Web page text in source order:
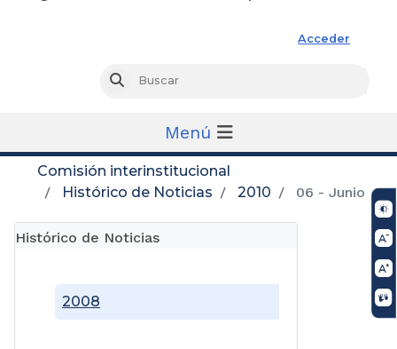
Acceder
Buscar
Menú
Comisión interinstitucional
Histórico de Noticias
2010 06 - Junio
Histórico de Noticias
2008